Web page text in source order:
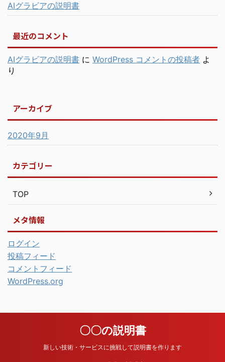
AIグラビアの説明書
最近のコメント
AIグラビアの説明書 に WordPress コメントの投稿者 よ
り
アーカイブ
2020年9月
カテゴリー
TOP
メタ情報
ログイン
投稿フィード
コメントフィード
WordPress.org
〇〇の説明書
新しい技術・サービスに挑戦して説明書を作ります